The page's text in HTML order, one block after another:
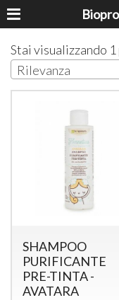
Stai visualizzando
Rilevanza
SHAMPOO
PURIFICANTE
PRE-TINTA -
AVATARA